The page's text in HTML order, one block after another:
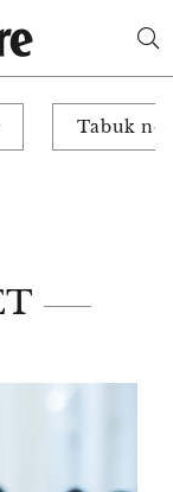
Tabuk